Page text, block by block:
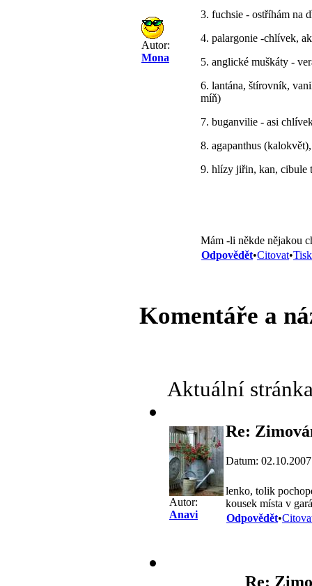
Autor:
Mona
3. fuchsie - ostříhám na
4. palargonie -chlívek,
5. anglické muškáty -
6. lantána, štírovník,
míň)
7. buganvilie - asi
8. agapanthus
9. hlízy jiřin, kan, cibule
Mám -li někde nějakou
Odpovědět•Citovat•Tisk
Komentáře a
Aktuální
Autor:
Anavi
Re:
Datum:
lenko, tolik
kousek místa v
Odpovědět•
Re: